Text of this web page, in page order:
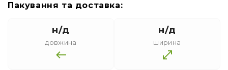
Пакування та доставка:
н/д
довжина
н/д
ширина